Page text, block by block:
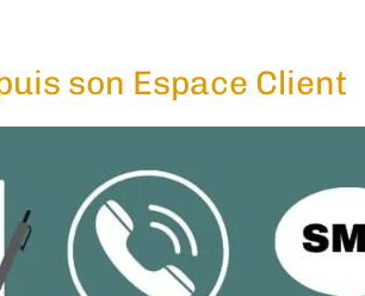
son Espace Client